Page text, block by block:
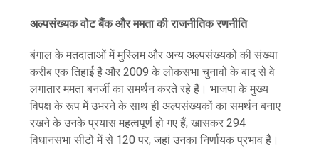
अल्पसंख्यक वोट बैंक और ममता की राजनीतिक रणनीति
बंगाल के मतदाताओं में मुस्लिम और अन्य अल्पसंख्यकों की संख्या
करीब एक तिहाई है और 2009 के लोकसभा चुनावों के बाद से वे
लगातार ममता बनर्जी का समर्थन करते रहे हैं। भाजपा के मुख्य
विपक्ष के रूप में उभरने के साथ ही अल्पसंख्यकों का समर्थन बनाए
रखने के उनके प्रयास महत्वपूर्ण हो गए हैं, खासकर 294
विधानसभा सीटों में से 120 पर, जहां उनका निर्णायक प्रभाव है।